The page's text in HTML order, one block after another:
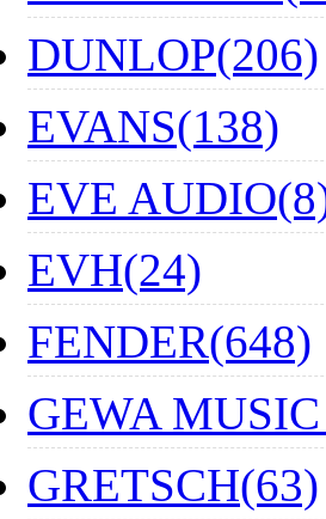
DUNLOP(206)
EVANS(138)
EVE
EVH(24)
FENDER(648)
GEWA
GRETSCH(63)